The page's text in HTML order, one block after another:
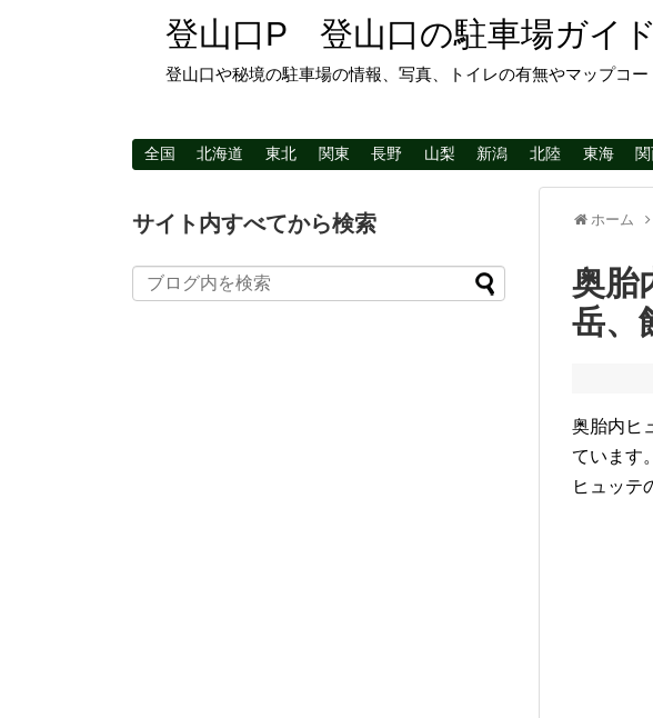
登山口P 登山口の駐車場ガイド
登山口や秘境の駐車場の情報、写真、トイレの有無やマップコー
全国 北海道 東北 関東 長野 山梨 新潟 北陸 東海
ホーム
奥胎
岳、
奥胎内ヒ
ています
ヒュッテ
サイト内すべてから検索